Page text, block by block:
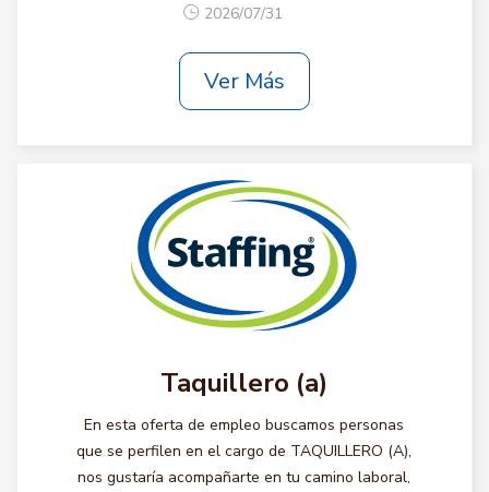
2026/07/31
Ver Más
Taquillero (a)
En esta oferta de empleo buscamos personas
que se perfilen en el cargo de TAQUILLERO (A),
nos gustaría acompañarte en tu camino laboral,